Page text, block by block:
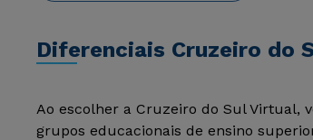
Diferenciais Cruzeiro do
Ao escolher a Cruzeiro do Sul Virtual,
grupos educacionais de ensino